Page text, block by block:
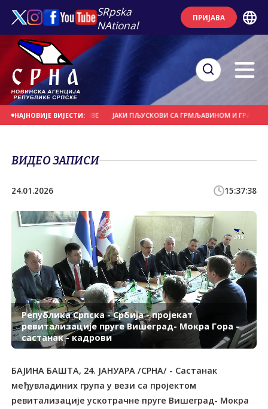
SRpska
NAtional
ПРИЈАВА
НАЈНОВИЈЕ ВИЈЕСТИ:
И НОСИЛА КРОВОВЕ ЈАКИ ПЉУСКОВИ СА ГРМЉАВИНОМ И ГРАДОМ У
ВИДЕО ЗАПИСИ
24.01.2026 15:37:38
Република Српска - Србија - пројекат
ревитализације пруге Вишеград- Мокра Гора -
састанак - кадрови
БАЈИНА БАШТА, 24. ЈАНУАРА /СРНА/ - Састанак
међувладиних група у вези са пројектом
ревитализације ускотрачне пруге Вишеград- Мокра